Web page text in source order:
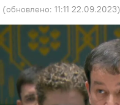
(обновлено: 11:11 22.09.2023)